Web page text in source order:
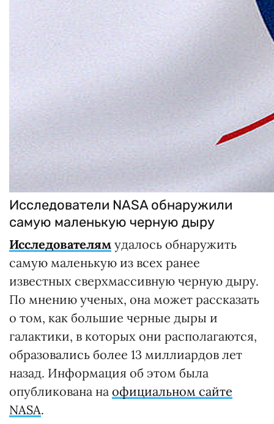
Исследователи NASA обнаружили
самую маленькую черную дыру
Исследователям удалось обнаружить
самую маленькую из всех ранее
известных сверхмассивную черную дыру.
По мнению ученых, она может рассказать
о том, как большие черные дыры и
галактики, в которых они располагаются,
образовались более 13 миллиардов лет
назад. Информация об этом была
опубликована на официальном сайте
NASA.